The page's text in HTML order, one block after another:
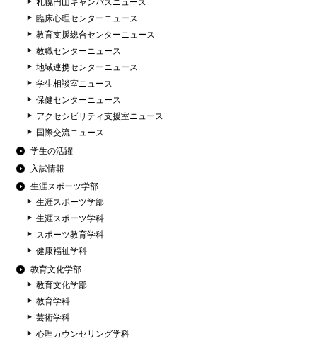
臨床心理センターニュース
教育支援総合センターニュース
教職センターニュース
地域連携センターニュース
学生相談室ニュース
保健センターニュース
アクセシビリティ支援室ニュース
国際交流ニュース
学生の活躍
入試情報
生涯スポーツ学部
生涯スポーツ学部
生涯スポーツ学科
スポーツ教育学科
健康福祉学科
教育文化学部
教育文化学部
教育学科
芸術学科
心理カウンセリング学科